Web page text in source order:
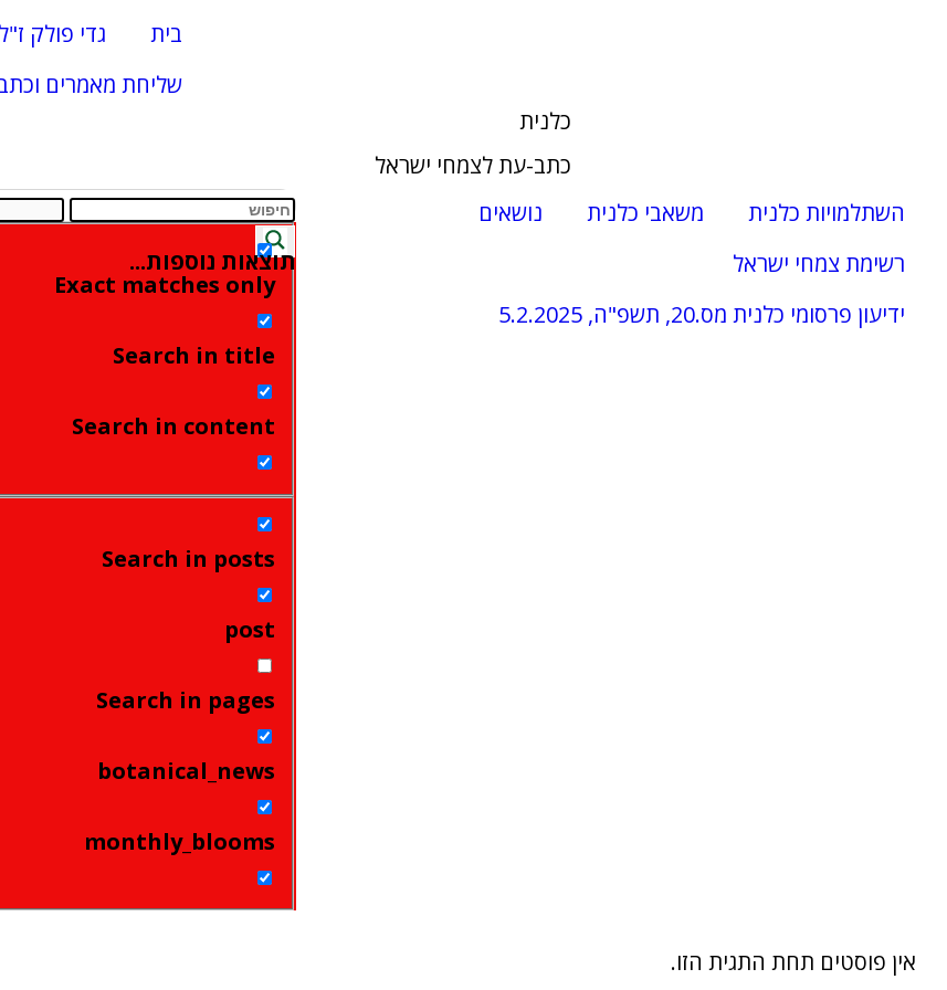
בית גדי פולק
שליחת מאמרים
כלנית
כתב-עת לצמחי ישראל
השתלמויות כלנית
משאבי כלנית
נושאים
רשימת צמחי ישראל
ידיעון פרסומי כלנית מס.20, תשפ"ה, 5.2.2025
תוצאות נוספות...
Exact matches only
Search in title
Search in content
Search in posts
post
Search in pages
botanical_news
monthly_blooms
אין פוסטים תחת התגית הזו.